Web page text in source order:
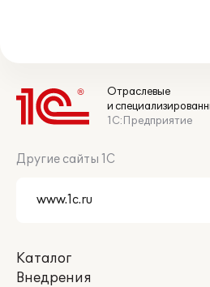
Отраслевые
и
1С:Предприятие
Другие сайты 1С
Каталог
Внедрения